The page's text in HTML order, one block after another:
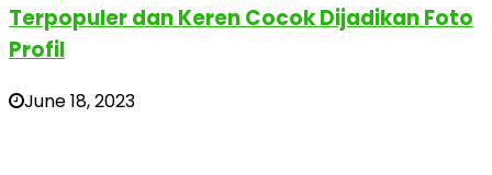
Terpopuler dan Keren Cocok Dijadikan Foto
Profil
June 18, 2023